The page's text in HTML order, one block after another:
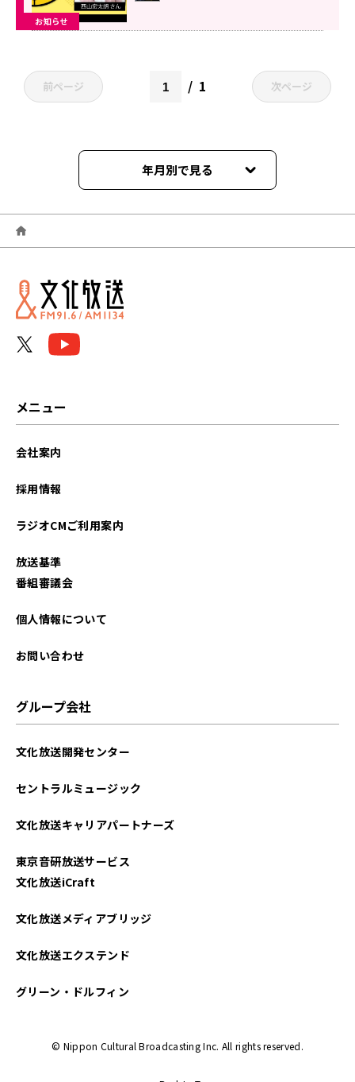
お知らせ
前ページ 1 次ページ
年月別で見る
2026年06月
2026年05月
2026年04月
2025年07月
2025年04月
2024年11月
2024年10月
2024年09月
メニュー
会社案内
採用情報
ラジオCMご利用案内
放送基準
番組審議会
個人情報について
お問い合わせ
グループ会社
文化放送開発センター
セントラルミュージック
文化放送キャリアパートナーズ
東京音研放送サービス
文化放送iCraft
文化放送メディアブリッジ
文化放送エクステンド
グリーン・ドルフィン
© Nippon Cultural Broadcasting Inc. All rights reserved.